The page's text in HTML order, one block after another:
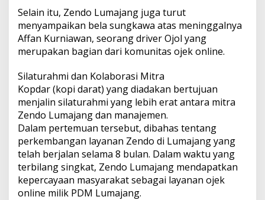
Selain itu, Zendo Lumajang juga turut
menyampaikan bela sungkawa atas meninggalnya
Affan Kurniawan, seorang driver Ojol yang
merupakan bagian dari komunitas ojek online.
Silaturahmi dan Kolaborasi Mitra
Kopdar (kopi darat) yang diadakan bertujuan
menjalin silaturahmi yang lebih erat antara mitra
Zendo Lumajang dan manajemen.
Dalam pertemuan tersebut, dibahas tentang
perkembangan layanan Zendo di Lumajang yang
telah berjalan selama 8 bulan. Dalam waktu yang
terbilang singkat, Zendo Lumajang mendapatkan
kepercayaan masyarakat sebagai layanan ojek
online milik PDM Lumajang.